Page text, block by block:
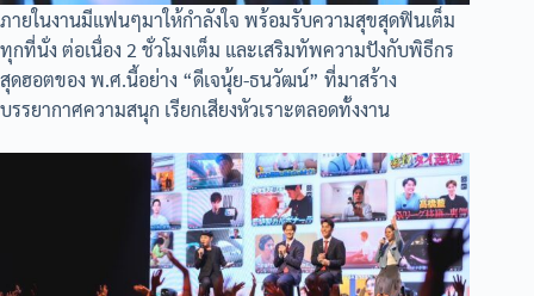
ภายในงานมีแฟนๆมาให้กำลังใจ พร้อมรับความสุขสุดฟินเต็ม
ทุกที่นั่ง ต่อเนื่อง 2 ชั่วโมงเต็ม และเสริมทัพความปังกับพิธีกร
สุดฮอตของ พ.ศ.นี้อย่าง “ดีเจนุ้ย-ธนวัฒน์” ที่มาสร้าง
บรรยากาศความสนุก เรียกเสียงหัวเราะตลอดทั้งงาน